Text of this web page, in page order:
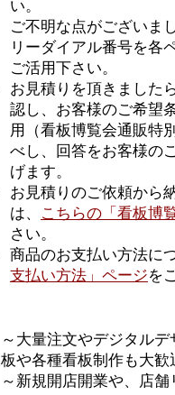
い。
ご不明な点がございま
リーダイアル番号を各
ご活用下さい。
お見積りを頂きました
認し、お客様のご希望
用（看板博覧会通販特
べし、回答をお客様の
げます。
お見積りのご依頼から
は、
こちらの「看板博
さい。
商品のお支払い方法に
支払い方法」ページを
～大量注文やデジタル
板や各種看板制作も大歓
～新規開店開業や、店